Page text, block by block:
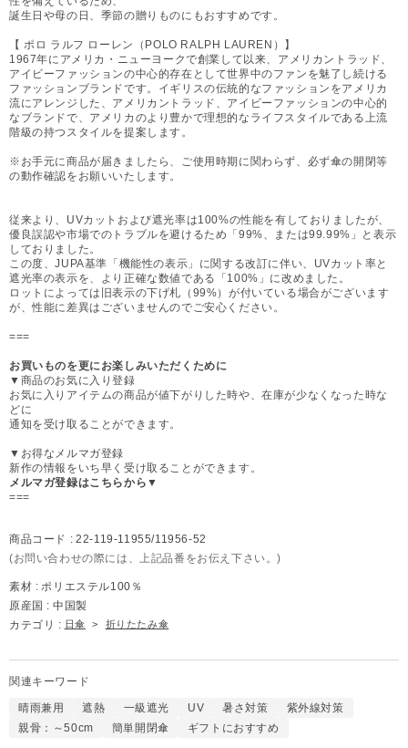
誕生日や母の日、季節の贈りものにもおすすめです。
【 ポロ ラルフ ローレン（POLO RALPH LAUREN）】
1967年にアメリカ・ニューヨークで創業して以来、アメリカントラッド、
アイビーファッションの中心的存在として世界中のファンを魅了し続ける
ファッションブランドです。イギリスの伝統的なファッションをアメリカ
流にアレンジした、アメリカントラッド、アイビーファッションの中心的
なブランドで、アメリカのより豊かで理想的なライフスタイルである上流
階級の持つスタイルを提案します。
※お手元に商品が届きましたら、ご使用時期に関わらず、必ず傘の開閉等
の動作確認をお願いいたします。
従来より、UVカットおよび遮光率は100%の性能を有しておりましたが、
優良誤認や市場でのトラブルを避けるため「99%、または99.99%」と表示
しておりました。
この度、JUPA基準「機能性の表示」に関する改訂に伴い、UVカット率と
遮光率の表示を、より正確な数値である「100%」に改めました。
ロットによっては旧表示の下げ札（99%）が付いている場合がございます
が、性能に差異はございませんのでご安心ください。
===
お買いものを更にお楽しみいただくために
▼商品のお気に入り登録
お気に入りアイテムの商品が値下がりした時や、在庫が少なくなった時な
どに
通知を受け取ることができます。
▼お得なメルマガ登録
新作の情報をいち早く受け取ることができます。
メルマガ登録はこちらから▼
===
商品コード : 22-119-11955/11956-52
(お問い合わせの際には、上記品番をお伝え下さい。)
素材 : ポリエステル100％
原産国 : 中国製
カテゴリ : 日傘 > 折りたたみ傘
関連キーワード
晴雨兼用 遮熱 一級遮光 UV 暑さ対策
紫外線対策
親骨：～50cm
簡単開閉傘 ギフトにおすすめ